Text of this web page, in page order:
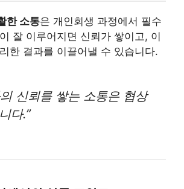
한 소통은 개인회생 과정에서 필수
잘 이루어지면 신뢰가 쌓이고, 이
한 결과를 이끌어낼 수 있습니다.
신뢰를 쌓는 소통은 협상
다.”